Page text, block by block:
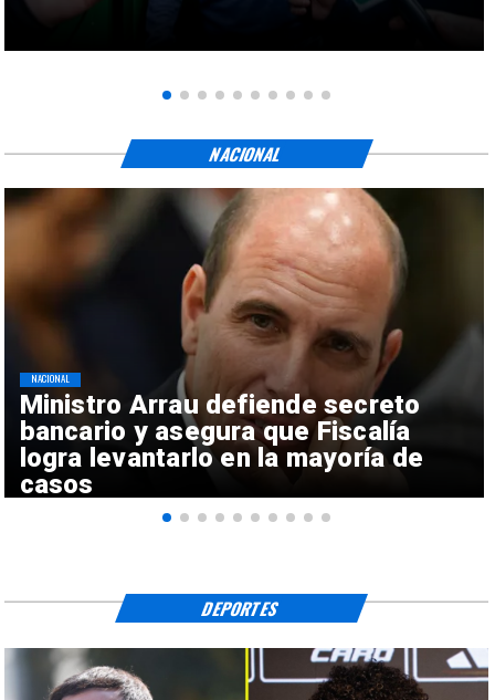
Ministro Arrau defiende secreto
bancario y asegura que Fiscalía
logra levantarlo en la mayoría de
casos
NACIONAL
NACIONAL
DEPORTES